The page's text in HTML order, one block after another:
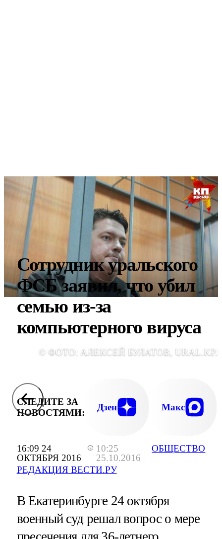
16:09 24
ОКТЯБРЯ 2016
10:25
25.10.2016
РЕДАКЦИЯ ВЕСТИ.РУ
ОБЩЕСТВО
Сотрудник уральского
ФСБ заявил, что убил
семью из-за
компьютерного вируса
© ФОТО: АЛЕКСЕЙ БУЛАТОВ,
СЛЕДИТЕ ЗА
НОВОСТЯМИ:
Дзен Макс
В Екатеринбурге 24 октября
военный суд решал вопрос о мере